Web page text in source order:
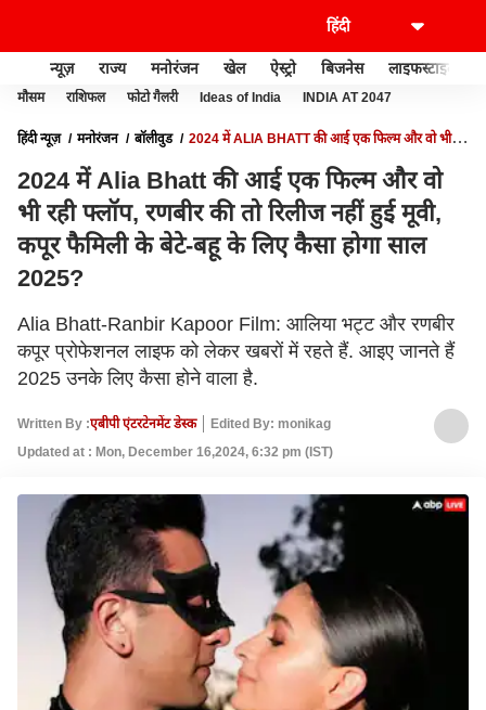
न्यूज़ राज्य मनोरंजन खेल ऐस्ट्रो बिजनेस लाइफस्टाइल
मौसम राशिफल फोटो गैलरी Ideas of India INDIA AT 2047
हिंदी न्यूज़ मनोरंजन बॉलीवुड
2024 में ALIA BHATT की आई एक फिल्म और वो भी
2025?
2024 में Alia Bhatt की आई एक फिल्म और वो
भी रही फ्लॉप, रणबीर की तो रिलीज नहीं हुई मूवी,
कपूर फैमिली के बेटे-बहू के लिए कैसा होगा साल
2025?
Alia Bhatt-Ranbir Kapoor Film: आलिया भट्ट और रणबीर
कपूर प्रोफेशनल लाइफ को लेकर खबरों में रहते हैं. आइए जानते हैं
2025 उनके लिए कैसा होने वाला है.
Written By :एबीपी एंटरटेनमेंट डेस्क
Edited By: monikag
Updated at : Mon, December 16,2024, 6:32 pm (IST)